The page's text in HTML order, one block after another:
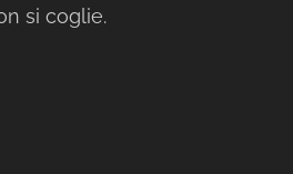
si coglie.